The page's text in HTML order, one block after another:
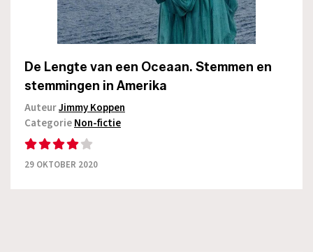
De Lengte van een Oceaan. Stemmen en
stemmingen in Amerika
AuteurJimmy Koppen
CategorieNon-fictie
29 OKTOBER 2020